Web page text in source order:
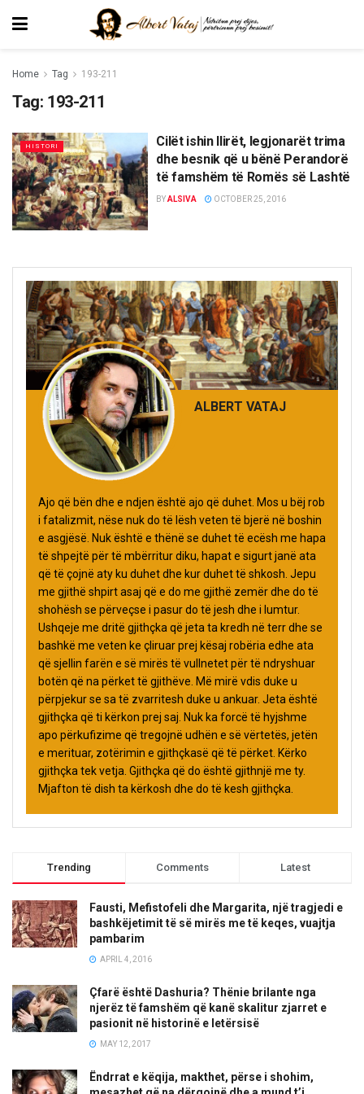
Home Tag 193-211
Tag: 193-211
HISTORI
Cilët ishin Ilirët, legjonarët trima
dhe besnik që u bënë Perandorë
të famshëm të Romës së Lashtë
BYALSIVA OCTOBER 25, 2016
ALBERT VATAJ
Ajo që bën dhe e ndjen është ajo që duhet. Mos u bëj rob
i fatalizmit, nëse nuk do të lësh veten të bjerë në boshin
e asgjësë. Nuk është e thënë se duhet të ecësh me hapa
të shpejtë për të mbërritur diku, hapat e sigurt janë ata
që të çojnë aty ku duhet dhe kur duhet të shkosh. Jepu
me gjithë shpirt asaj që e do me gjithë zemër dhe do të
shohësh se përveçse i pasur do të jesh dhe i lumtur.
Ushqeje me dritë gjithçka që jeta ta kredh në terr dhe se
bashkë me veten ke çliruar prej kësaj robëria edhe ata
që sjellin farën e së mirës të vullnetet për të ndryshuar
botën që na përket të gjithëve. Më mirë vdis duke u
përpjekur se sa të zvarritesh duke u ankuar. Jeta është
gjithçka që ti kërkon prej saj. Nuk ka forcë të hyjshme
apo përkufizime që tregojnë udhën e së vërtetës, jetën
e merituar, zotërimin e gjithçkasë që të përket. Kërko
gjithçka tek vetja. Gjithçka që do është gjithnjë me ty.
Mjafton të dish ta kërkosh dhe do të kesh gjithçka.
Trending Comments Latest
Fausti, Mefistofeli dhe Margarita, një tragjedi e
bashkëjetimit të së mirës me të keqes, vuajtja
pambarim
APRIL 4, 2016
Çfarë është Dashuria? Thënie brilante nga
njerëz të famshëm që kanë skalitur zjarret e
pasionit në historinë e letërsisë
MAY 12, 2017
Ëndrrat e këqija, makthet, përse i shohim,